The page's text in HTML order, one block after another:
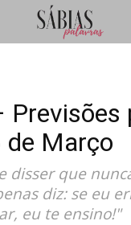
Previsões
de Março
disser que
diz: se eu
eu te ensino!"